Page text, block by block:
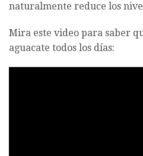
naturalmente reduce los
Mira este video para saber
aguacate todos los días: